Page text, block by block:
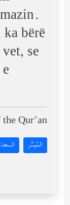
bërë
se
Qur’an:
المُيسَّر